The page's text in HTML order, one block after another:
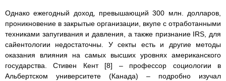
Однако ежегодный доход, превышающий 300 млн. долларов,
проникновение в закрытые организации, вкупе с отработанными
техниками запугивания и давления, а также признание IRS, для
сайентологии недостаточны. У секты есть и другие методы
оказания влияния на самых высших уровнях американского
государства. Стивен Кент [8] – профессор социологии в
Альбертском университете (Канада) – подробно изучал